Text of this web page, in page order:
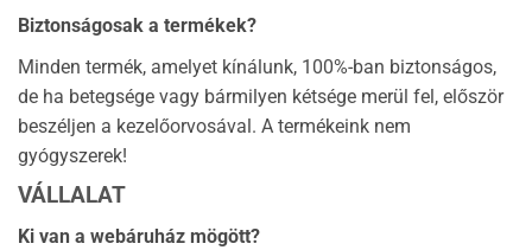
Biztonságosak a termékek?
Minden termék, amelyet kínálunk, 100%-ban biztonságos,
de ha betegsége vagy bármilyen kétsége merül fel, először
beszéljen a kezelőorvosával. A termékeink nem
gyógyszerek!
VÁLLALAT
Ki van a webáruház mögött?